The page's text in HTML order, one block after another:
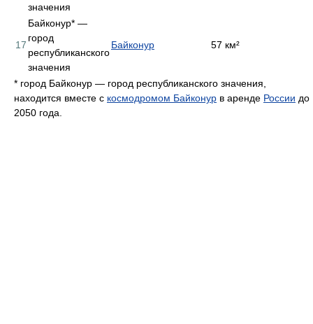
значения
17
Байконур* —
город
республиканского
значения
Байконур 57 км²
* город Байконур — город республиканского значения,
находится вместе с космодромом Байконур в аренде России до
2050 года.